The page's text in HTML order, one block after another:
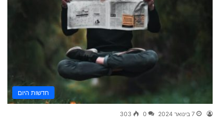
חדשות היום
7 בינואר 2024 0
303